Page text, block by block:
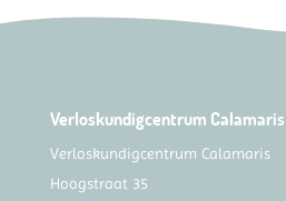
Verloskundigcentrum Calamaris
Verloskundigcentrum Calamaris
Hoogstraat 35